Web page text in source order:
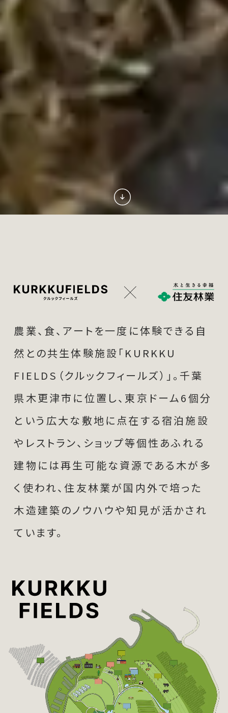
農業、食、アートを一度に体験できる自
然との共生体験施設「KURKKU
FIELDS（クルックフィールズ）」。千葉
県木更津市に位置し、東京ドーム6個分
という広大な敷地に点在する宿泊施設
やレストラン、ショップ等個性あふれる
建物には再生可能な資源である木が多
く使われ、住友林業が国内外で培った
木造建築のノウハウや知見が活かされ
ています。